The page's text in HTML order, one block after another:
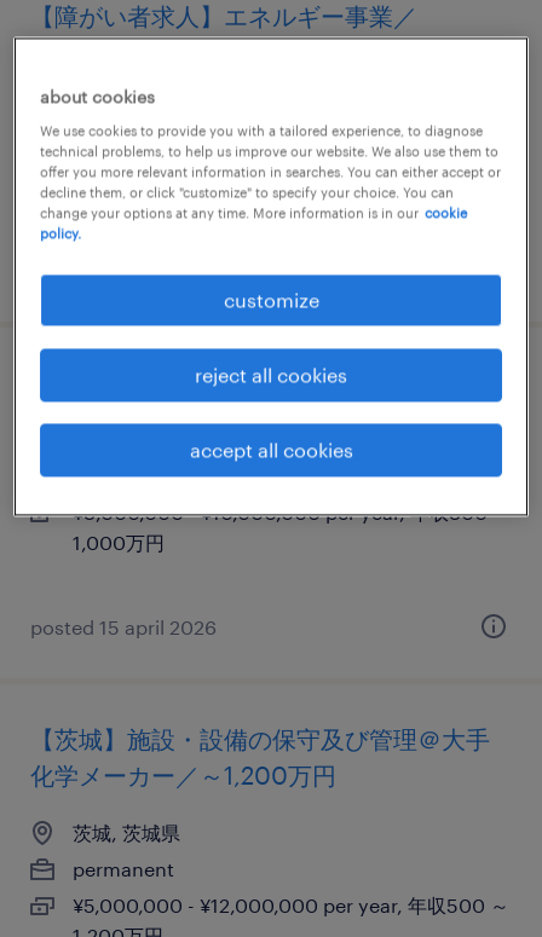
【障がい者求人】エネルギー事業／
茨城, 茨城県
permanent
¥4,000,000 - ¥6,000,000 per year, 年収400 ～
600万円
posted 22 july 2026
皮ふ領域mr＠バイオ系医薬品企業
茨城,大阪ほか, 茨城県
permanent
¥8,000,000 - ¥10,000,000 per year, 年収800 ～
1,000万円
posted 15 april 2026
【茨城】施設・設備の保守及び管理＠大手
化学メーカー／～1,200万円
茨城, 茨城県
permanent
¥5,000,000 - ¥12,000,000 per year, 年収500 ～
about cookies
We use cookies to provide you with a tailored experience, to diagnose
technical problems, to help us improve our website. We also use them to
offer you more relevant information in searches. You can either accept or
decline them, or click "customize" to specify your choice. You can
change your options at any time. More information is in our cookie
policy.
customize
reject all cookies
accept all cookies